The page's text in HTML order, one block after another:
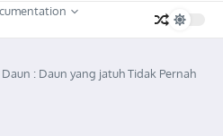
: Daun yang jatuh Tidak Pernah